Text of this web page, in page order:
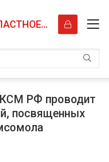
ТВЕРСКОЕ ОБЛАСТНОЕ ОТДЕЛЕНИЕ КПРФ
РФ проводит
посвященных